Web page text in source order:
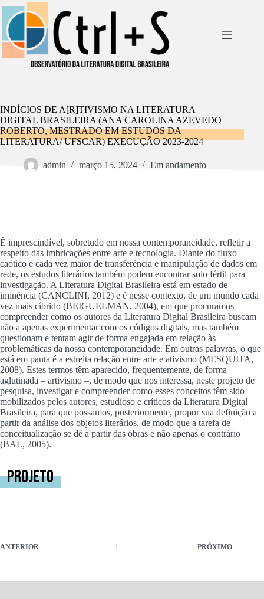
Pular
para
conteúdo
INDÍCIOS DE A[R]TIVISMO NA LITERATURA
DIGITAL BRASILEIRA (ANA CAROLINA AZEVEDO
ROBERTO, MESTRADO EM ESTUDOS DA
LITERATURA/ UFSCAR) EXECUÇÃO 2023-2024
admin março 15, 2024 Em andamento
É imprescindível, sobretudo em nossa contemporaneidade, refletir a
respeito das imbricações entre arte e tecnologia. Diante do fluxo
caótico e cada vez maior de transferência e manipulação de dados em
rede, os estudos literários também podem encontrar solo fértil para
investigação. A Literatura Digital Brasileira está em estado de
iminência (CANCLINI, 2012) e é nesse contexto, de um mundo cada
vez mais cíbrido (BEIGUELMAN, 2004), em que procuramos
compreender como os autores da Literatura Digital Brasileira buscam
não a apenas experimentar com os códigos digitais, mas também
questionam e tentam agir de forma engajada em relação às
problemáticas da nossa contemporaneidade. Em outras palavras, o que
está em pauta é a estreita relação entre arte e ativismo (MESQUITA,
2008). Estes termos têm aparecido, frequentemente, de forma
aglutinada – artivismo –, de modo que nos interessa, neste projeto de
pesquisa, investigar e compreender como esses conceitos têm sido
mobilizados pelos autores, estudioso e críticos da Literatura Digital
Brasileira, para que possamos, posteriormente, propor sua definição a
partir da análise dos objetos literários, de modo que a tarefa de
conceitualização se dê a partir das obras e não apenas o contrário
(BAL, 2005).
Projeto
ANTERIOR PRÓXIMO